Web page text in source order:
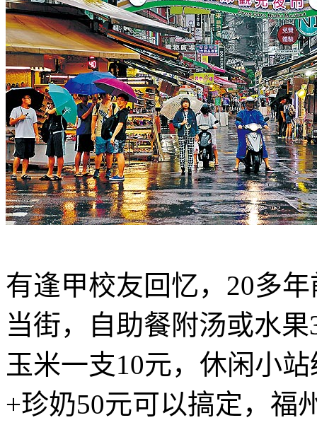
有逢甲校友回忆，20多
当街，自助餐附汤或水
玉米一支10元，休闲小
+珍奶50元可以搞定，福